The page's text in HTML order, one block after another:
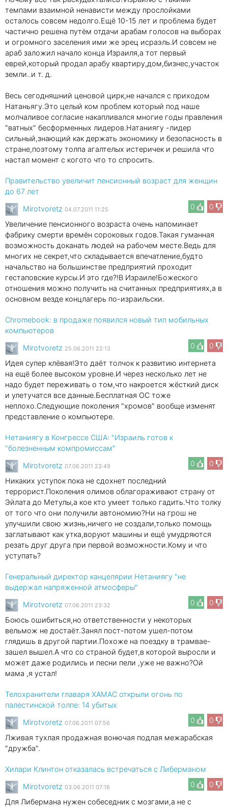
темпами взаимной ненависти между прослойками
осталось совсем недолго.Ещё 10-15 лет и проблема будет
частично решена путём отдачи арабам голосов на выборах
и огромного заселения ими же эрец исраэль.И совсем не
араб заложил начало конца Израиля,а тот первый
еврей,который продал арабу квартиру,дом,бизнес,участок
земли..и т. д.
Весь сегодняшний ценовой цирк,не начался с приходом
Натаньягу.Это целый ком проблем который под наше
молчаливое согласие накапливался многие годы правления
"ватных" бесформенных лидеров.Натаниягу -лидер
сильный,знающий как держать экономику и безопасность в
стране,поэтому толпа агалтелых истеричек и решила что
настал момент с когото что то спросить.
Правительство увеличит пенсионный возраст для женщин
до 67 лет
0
0
Mirotvoretz 04.07.2011 11:25
Увеличение пенсионного возраста очень напоминает
фабрику смерти времён сороковых годов.Такая гуманная
возможность доканать людей на рабочем месте.Ведь для
многих не секрет,что складывается впечатление,будто
начальство на большинстве предприятий проходит
гестаповские курсы.И это где?!В Израиле!Божеского
отношения можно получить на считанных предприятиях,а в
основном везде концлагерь по-израильски.
Chromebook: в продаже появился новый тип мобильных
компьютеров
0
0
Mirotvoretz 25.06.2011 22:13
Идея супер клёвая!Это даёт толчок к развитию интернета
на ещё более высоком уровне.И через несколько лет не
надо будет переживать о том,что накроется жёсткий диск
и улетучатся все данные.Бесплатная ОС тоже
неплохо.Следующие поколения "хромов" вообще изменят
представление о компьютере.
Нетаниягу в Конгрессе США: "Израиль готов к
"болезненным компромиссам"
0
0
Mirotvoretz 07.06.2011 23:49
Никаких уступок пока не сдохнет последний
террорист.Поколения олимов облагораживают страну от
Эйлата до Метулы,а кое кто умеет только гадить.Что толку
от того что они получили автономию?Ни на грош не
улучшили свою жизнь,ничего не создали,только помощь
заглатывают как утка,воруют машины и ещё умудряются
резать друг друга при первой возможности.Кому и что
уступать?
Генеральный директор канцелярии Нетаниягу "не
выдержал напряженной атмосферы"
0
0
Mirotvoretz 07.06.2011 23:32
Боюсь ошибиться,но ответственности у некоторых
вельмож не достаёт.Занял пост-потом ушел-потом
глядишь в другой партии.Похоже на поездку в трамвае-
зашел вышел.А что со страной будет,в которой выросли и
может даже родились и песни пели ,уже не важно?Ой
мама ,я устал!
Телохранители главаря ХАМАС открыли огонь по
палестинской толпе: 14 убитых
0
0
Mirotvoretz 07.06.2011 07:56
Лживая тухлая продажная вонючая подлая межарабская
"дружба".
Хилари Клинтон отказалась встречаться с Либерманом
0
0
Mirotvoretz 03.06.2011 07:16
Для Либермана нужен собеседник с мозгами,а не с